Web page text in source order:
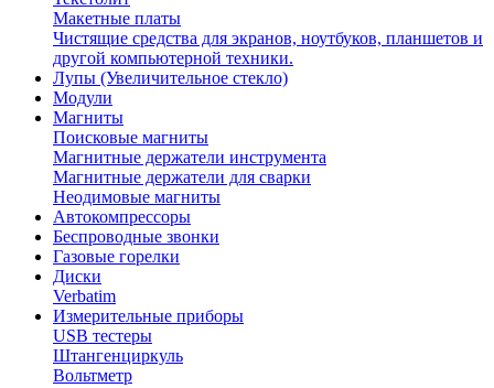
Макетные платы
Чистящие средства для экранов, ноутбуков, планшетов и
другой компьютерной техники.
Лупы (Увеличительное стекло)
Модули
Магниты
Поисковые магниты
Магнитные держатели инструмента
Магнитные держатели для сварки
Неодимовые магниты
Автокомпрессоры
Беспроводные звонки
Газовые горелки
Диски
Verbatim
Измерительные приборы
USB тестеры
Штангенциркуль
Вольтметр